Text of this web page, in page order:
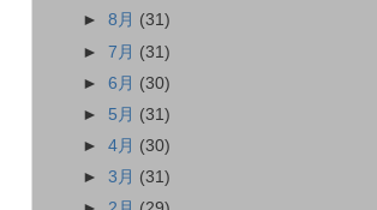
►8月 (31)
►7月 (31)
►6月 (30)
► 5月 (31)
►4月 (30)
►3月 (31)